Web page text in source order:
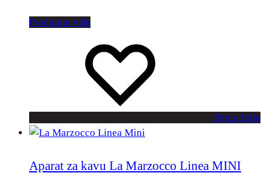
Pročitajte više
Popis želja
Aparat za kavu La Marzocco Linea MINI